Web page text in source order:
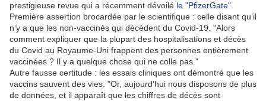
prestigieuse revue qui a récemment dévoilé le "PfizerGate"
Première assertion brocardée par le scientifique : celle disant qu’il
n’y a que les non-vaccinés qui décèdent du Covid-19. "Alors
comment expliquer que la plupart des hospitalisations et décès
du Covid au Royaume-Uni frappent des personnes entièrement
vaccinées ? Il y a quelque chose qui ne colle pas."
Autre fausse certitude : les essais cliniques ont démontré que les
vaccins sauvent des vies. "Or, aujourd’hui nous disposons de plus
de données, et il apparaît que les chiffres de décès sont